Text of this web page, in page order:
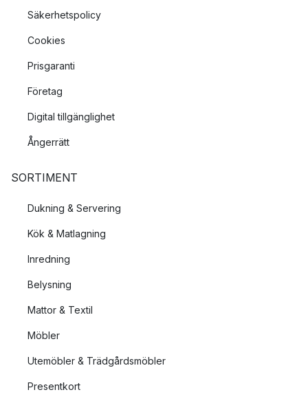
Säkerhetspolicy
Cookies
Prisgaranti
Företag
Digital tillgänglighet
Ångerrätt
SORTIMENT
Dukning & Servering
Kök & Matlagning
Inredning
Belysning
Mattor & Textil
Möbler
Utemöbler & Trädgårdsmöbler
Presentkort